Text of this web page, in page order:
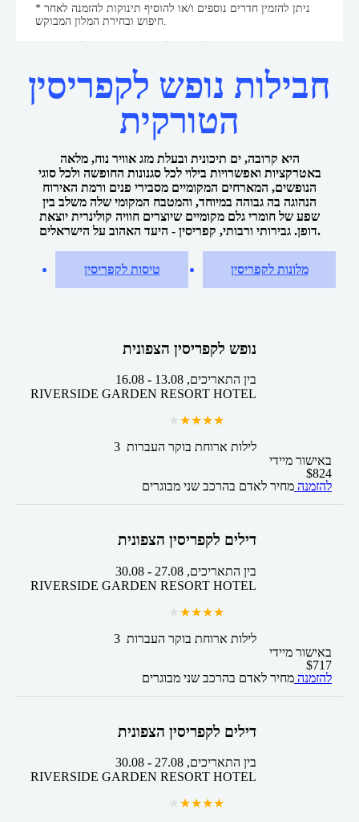
* ניתן להזמין חדרים נוספים ו/או להוסיף תינוקות להזמנה לאחר
חיפוש ובחירת המלון המבוקש.
חבילות נופש לקפריסין
הטורקית
היא קרובה, ים תיכונית ובעלת מזג אוויר נוח, מלאה
באטרקציות ואפשרויות בילוי לכל סגנונות החופשה ולכל סוגי
הנופשים, המארחים המקומיים מסבירי פנים ורמת האירוח
הנהוגה בה גבוהה במיוחד, והמטבח המקומי שלה משלב בין
שפע של חומרי גלם מקומיים שיוצרים חוויה קולינרית יוצאת
דופן. גבירותי ורבותי, קפריסין - היעד האהוב על הישראלים.
טיסות לקפריסין מלונות לקפריסין
נופש לקפריסין הצפונית
בין התאריכים, -
16.08
RIVERSIDE GARDEN RESORT HOTEL
3 לילות ארוחת בוקר העברות
באישור מיידי
$824
להזמנה מחיר לאדם בהרכב שני מבוגרים
דילים לקפריסין הצפונית
בין התאריכים, -
30.08
RIVERSIDE GARDEN RESORT HOTEL
3 לילות ארוחת בוקר העברות
באישור מיידי
$717
להזמנה מחיר לאדם בהרכב שני מבוגרים
דילים לקפריסין הצפונית
בין התאריכים, -
30.08
RIVERSIDE GARDEN RESORT HOTEL